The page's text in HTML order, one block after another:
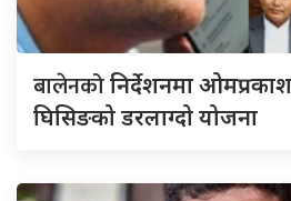
बालेनकोनिर्देशनमा
घिसिङको डरलाग्दो योजना